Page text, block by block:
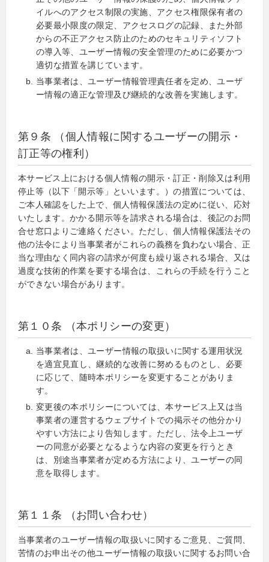
イルへのアクセス制限の実施、アクセス権限保有者の
必要最小限度の限定、アクセスログの記録、また外部
からの不正アクセス防止のためのセキュリティソフト
の導入等、ユーザー情報の安全管理のために必要かつ
適切な措置を講じています。
当事業者は、ユーザー情報管理責任者を定め、ユーザ
ー情報の適正な管理及び継続的な改善を実施します。
第９条 （個人情報に関するユーザーの開示・
訂正等の権利）
本サービス上における個人情報の開示・訂正・削除又は利用
停止等（以下「開示等」といいます。）の措置については、
ご本人確認をした上で、個人情報保護法の定めに従い、応対
いたします。かかる開示等を請求される場合は、後記のお問
合せ窓口よりご連絡ください。ただし、個人情報保護法その
他の法令により当事業者がこれらの義務を負わない場合、正
当な理由なく同内容の請求が何度も繰り返される場合、又は
過度な技術的作業を要する場合は、これらの手続を行うこと
ができない場合があります。
第１０条 （本ポリシーの変更）
当事業者は、ユーザー情報の取扱いに関する運用状況
を適宜見直し、継続的な改善に努めるものとし、必要
に応じて、随時本ポリシーを変更することがありま
す。
変更後の本ポリシーについては、本サービス上又は当
事業者の運営するウェブサイトでの掲示その他分かり
やすい方法により告知します。ただし、法令上ユーザ
ーの同意が必要となるような内容の変更を行うとき
は、別途当事業者が定める方法により、ユーザーの同
意を取得します。
第１１条 （お問い合わせ）
当事業者のユーザー情報の取扱いに関するご意見、ご質問、
苦情のお申出その他ユーザー情報の取扱いに関するお問い合